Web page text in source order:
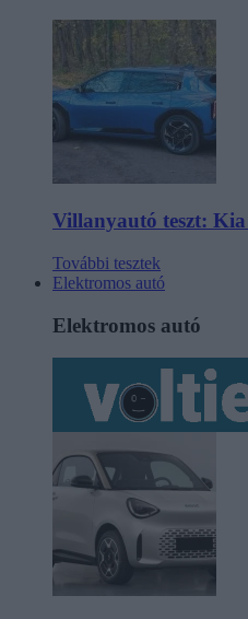
Villanyautó teszt:
További tesztek
Elektromos autó
Elektromos autó